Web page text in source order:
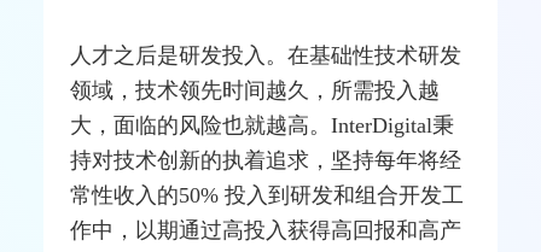
人才之后是研发投入。在基础性技术研发
领域，技术领先时间越久，所需投入越
大，面临的风险也就越高。InterDigital秉
持对技术创新的执着追求，坚持每年将经
常性收入的50% 投入到研发和组合开发工
作中，以期通过高投入获得高回报和高产